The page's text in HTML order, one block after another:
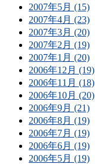
2007年5月 (15)
2007年4月 (23)
2007年3月 (20)
2007年2月 (19)
2007年1月 (20)
2006年12月 (19)
2006年11月 (18)
2006年10月 (20)
2006年9月 (21)
2006年8月 (19)
2006年7月 (19)
2006年6月 (19)
2006年5月 (19)